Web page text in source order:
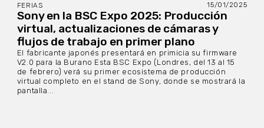
FERIAS 15/01/2025
Sony en la BSC Expo 2025: Producción
virtual, actualizaciones de cámaras y
flujos de trabajo en primer plano
El fabricante japonés presentará en primicia su firmware
V2.0 para la Burano Esta BSC Expo (Londres, del 13 al 15
de febrero) verá su primer ecosistema de producción
virtual completo en el stand de Sony, donde se mostrará la
pantalla...